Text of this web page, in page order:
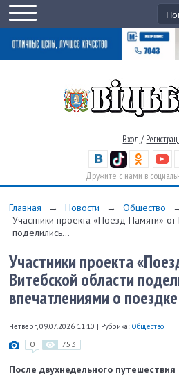
Вход /
Дружите с нами в
Главная → Новости → Общество
Участники проекта «Поезд Памяти» от
поделились...
Участники проекта
Витебской области
впечатлениями о поездке
Четверг, 09.07.2026 11:10 | Рубрика: Общество
0 753
После двухнедельного